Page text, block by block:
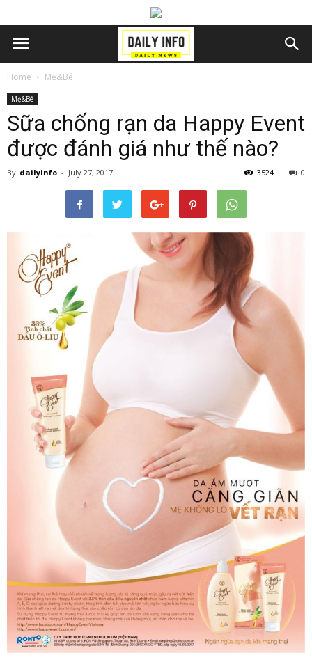
Home Mẹ&Bé
Mẹ&Bé
Sữa chống rạn da Happy Event
được đánh giá như thế nào?
By dailyinfo - July 27, 2017 0
3524